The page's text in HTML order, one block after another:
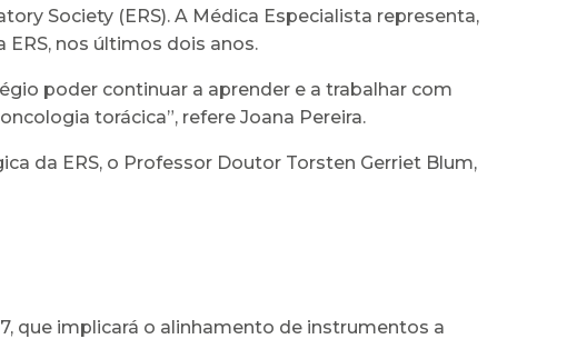
Society (ERS). A Médica Especialista representa,
nos últimos dois anos.
poder continuar a aprender e a trabalhar com
torácica”, refere Joana Pereira.
da ERS, o Professor Doutor Torsten Gerriet Blum,
que implicará o alinhamento de instrumentos a